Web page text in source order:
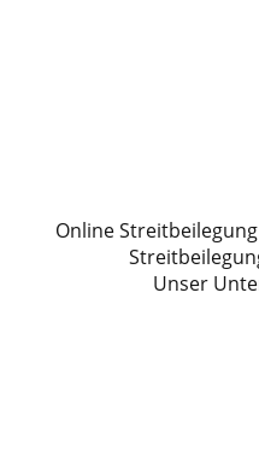
Online
Unser